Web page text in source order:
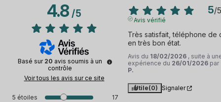
4.8/5
Basé sur 20 avis soumis à un
contrôle
Voir tous les avis sur ce site
5 étoiles
17
5/5
Avis vérifié
Très satisfait, téléphone de
en très bon état.
Avis du 18/02/2026 , suite à
expérience du 26/01/2026 par
P.
Utile(0) Signaler